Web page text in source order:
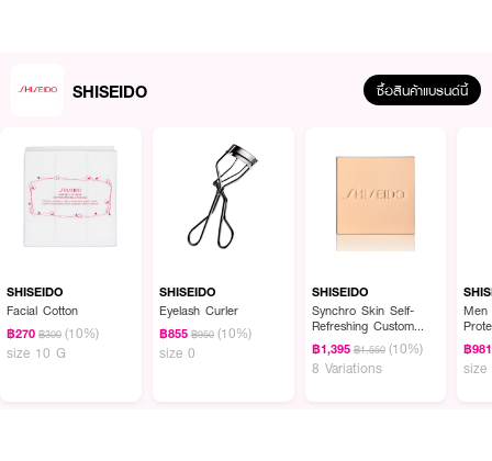
● มอบความชุ่มชื้นล้ำลึกยาวนาน 24 ชั่วโมง พร้อมล็อกความเปล่งประกาย
● มีส่วนผสมบำรุงผิว ช่วยให้ผิวเรียบเนียน กระจ่างใสขึ้น และริ้วรอยแลดูจางลงใน
1 สัปดาห์
● อุดมด้วยสารบำรุงสำคัญ เช่น Niacinamide และสารสกัดจากธรรมชาตินานา
ชนิด
● เหมาะสำหรับผู้ที่ต้องการงานผิวเนียนใส ดูเป็นธรรมชาติและฉ่ำวาว
SHISEIDO ซื้อสินค้าแบรนด์นี้
SHISEIDO
Facial Cotton
฿270 ฿300 (10%)
size 10 G
SHISEIDO
Eyelash Curler
฿855 ฿950 (10%)
size 0
SHISEIDO
Synchro Skin Self-
Refreshing Custom
Finish Powder
Foundation (Refill)
฿1,395 ฿1,550 (10%)
8 Variations
Men
฿981
size